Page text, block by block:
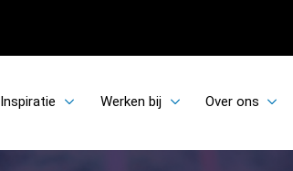
Inspiratie Werken bij Over ons